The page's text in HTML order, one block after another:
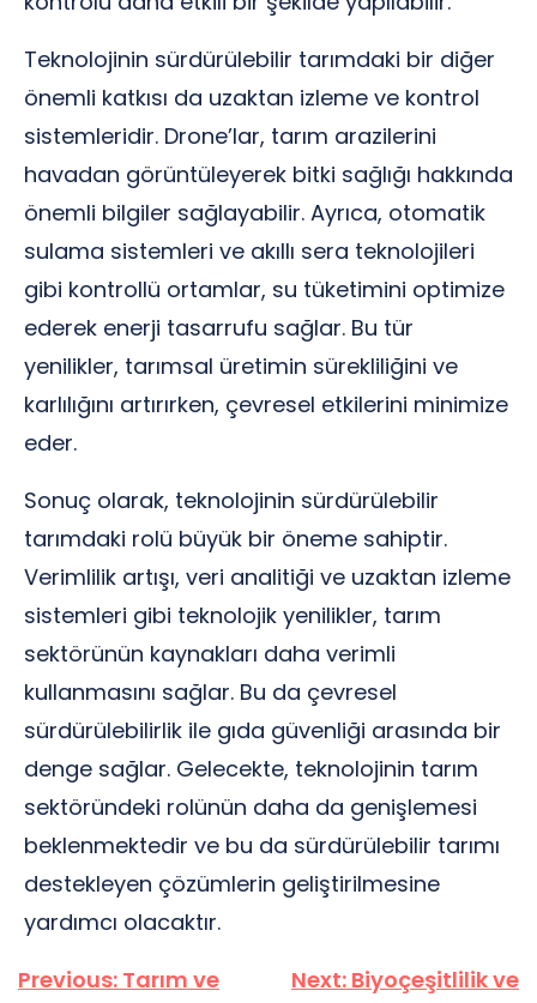
Teknolojinin sürdürülebilir tarımdaki bir diğer
önemli katkısı da uzaktan izleme ve kontrol
sistemleridir. Drone’lar, tarım arazilerini
havadan görüntüleyerek bitki sağlığı hakkında
önemli bilgiler sağlayabilir. Ayrıca, otomatik
sulama sistemleri ve akıllı sera teknolojileri
gibi kontrollü ortamlar, su tüketimini optimize
ederek enerji tasarrufu sağlar. Bu tür
yenilikler, tarımsal üretimin sürekliliğini ve
karlılığını artırırken, çevresel etkilerini minimize
eder.
Sonuç olarak, teknolojinin sürdürülebilir
tarımdaki rolü büyük bir öneme sahiptir.
Verimlilik artışı, veri analitiği ve uzaktan izleme
sistemleri gibi teknolojik yenilikler, tarım
sektörünün kaynakları daha verimli
kullanmasını sağlar. Bu da çevresel
sürdürülebilirlik ile gıda güvenliği arasında bir
denge sağlar. Gelecekte, teknolojinin tarım
sektöründeki rolünün daha da genişlemesi
beklenmektedir ve bu da sürdürülebilir tarımı
destekleyen çözümlerin geliştirilmesine
yardımcı olacaktır.
Yazı
Previous: Tarım ve Next: Biyoçeşitlilik ve